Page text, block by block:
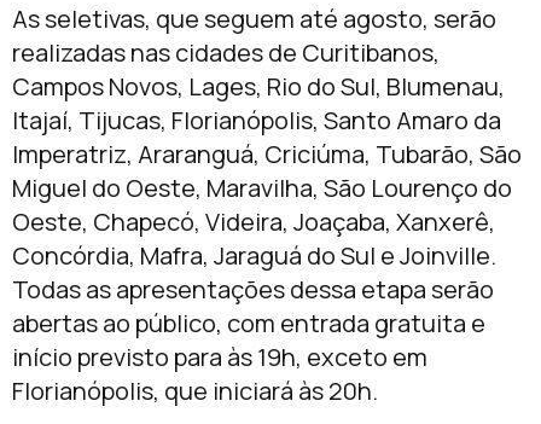
As seletivas, que seguem até agosto, serão
realizadas nas cidades de Curitibanos,
Campos Novos, Lages, Rio do Sul, Blumenau,
Itajaí, Tijucas, Florianópolis, Santo Amaro da
Imperatriz, Araranguá, Criciúma, Tubarão, São
Miguel do Oeste, Maravilha, São Lourenço do
Oeste, Chapecó, Videira, Joaçaba, Xanxerê,
Concórdia, Mafra, Jaraguá do Sul e Joinville.
Todas as apresentações dessa etapa serão
abertas ao público, com entrada gratuita e
início previsto para às 19h, exceto em
Florianópolis, que iniciará às 20h.